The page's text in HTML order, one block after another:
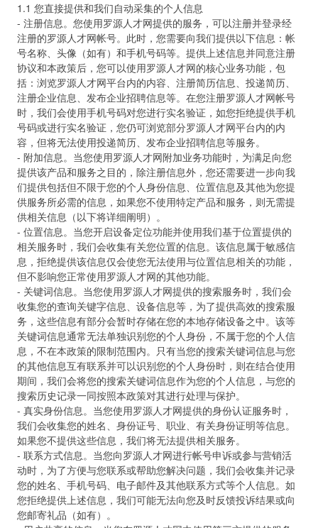
1.1 您直接提供和我们自动采集的个人信息
- 注册信息。您使用罗源人才网提供的服务，可以注册并登录经
注册的罗源人才网帐号。此时，您需要向我们提供以下信息：帐
号名称、头像（如有）和手机号码等。提供上述信息并同意注册
协议和本政策后，您可以使用罗源人才网的核心业务功能，包
括：浏览罗源人才网平台内的内容、注册简历信息、投递简历、
注册企业信息、发布企业招聘信息等。在您注册罗源人才网帐号
时，我们会使用手机号码对您进行实名验证，如您拒绝提供手机
号码或进行实名验证，您仍可浏览部分罗源人才网平台内的内
容，但将无法使用投递简历、发布企业招聘信息等服务。
- 附加信息。当您使用罗源人才网附加业务功能时，为满足向您
提供该产品和服务之目的，除注册信息外，您还需要进一步向我
们提供包括但不限于您的个人身份信息、位置信息及其他为您提
供服务所必需的信息，如果您不使用特定产品和服务，则无需提
供相关信息（以下将详细阐明）。
- 位置信息。当您开启设备定位功能并使用我们基于位置提供的
相关服务时，我们会收集有关您位置的信息。该信息属于敏感信
息，拒绝提供该信息仅会使您无法使用与位置信息相关的功能，
但不影响您正常使用罗源人才网的其他功能。
- 关键词信息。当您使用罗源人才网提供的搜索服务时，我们会
收集您的查询关键字信息、设备信息等，为了提供高效的搜索服
务，这些信息有部分会暂时存储在您的本地存储设备之中。该等
关键词信息通常无法单独识别您的个人身份，不属于您的个人信
息，不在本政策的限制范围内。只有当您的搜索关键词信息与您
的其他信息互有联系并可以识别您的个人身份时，则在结合使用
期间，我们会将您的搜索关键词信息作为您的个人信息，与您的
搜索历史记录一同按照本政策对其进行处理与保护。
- 真实身份信息。当您使用罗源人才网提供的身份认证服务时，
我们会收集您的姓名、身份证号、职业、有关身份证明等信息。
如果您不提供这些信息，我们将无法提供相关服务。
- 联系方式信息。当您向罗源人才网进行帐号申诉或参与营销活
动时，为了方便与您联系或帮助您解决问题，我们会收集并记录
您的姓名、手机号码、电子邮件及其他联系方式等个人信息。如
您拒绝提供上述信息，我们可能无法向您及时反馈投诉结果或向
您邮寄礼品（如有）。